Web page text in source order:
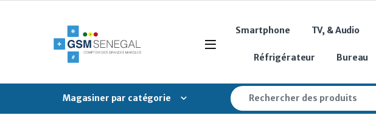
Open
Smartphone TV, & Audio
Réfrigérateur Bureau
Magasiner par catégorie
Search for: